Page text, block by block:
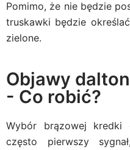
Pomimo, że nie będzie
truskawki będzie
zielone.
Objawy
- Co robić?
Wybór brązowej
często pierwszy